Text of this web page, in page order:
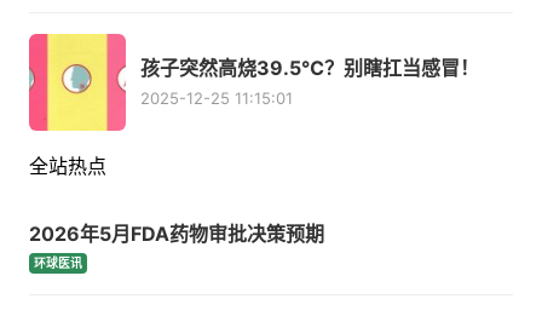
孩子突然高烧39.5℃？别瞎扛当感冒！
2025-12-25 11:15:01
全站热点
2026年5月FDA药物审批决策预期
环球医讯